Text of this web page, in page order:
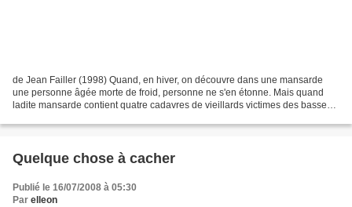
de Jean Failler (1998) Quand, en hiver, on découvre dans une mansarde
une personne âgée morte de froid, personne ne s'en étonne. Mais quand
ladite mansarde contient quatre cadavres de vieillards victimes des basses
Quelque chose à cacher
Publié le 16/07/2008 à 05:30
Par elleon